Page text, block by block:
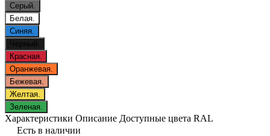
Серый.
Белая.
Синяя.
Черный.
Красная.
Оранжевая.
Бежевая.
Желтая.
Зеленая.
Характеристики Описание Доступные цвета RAL
Есть в наличии